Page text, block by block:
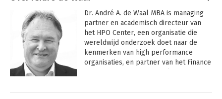
Dr. André A. de Waal MBA is managing
partner en academisch directeur van
het HPO Center, een organisatie die
wereldwijd onderzoek doet naar de
kenmerken van high performance
organisaties, en partner van het Finance
specifiek richt op het versterken van
Andere boeken door André de Waal